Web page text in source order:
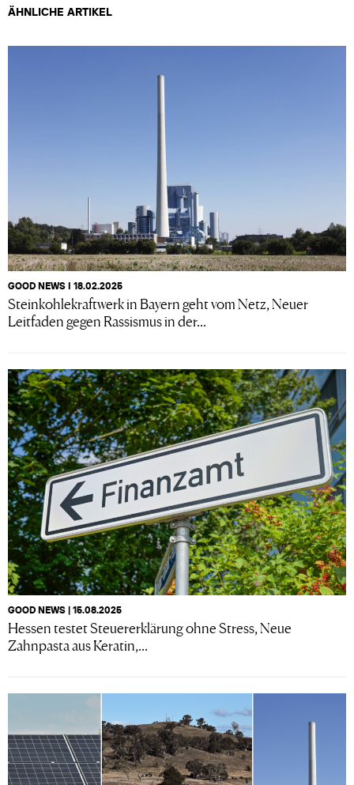
ÄHNLICHE ARTIKEL
GOOD NEWS I 18.02.2025
Steinkohlekraftwerk in Bayern geht vom Netz, Neuer
Leitfaden gegen Rassismus in der...
GOOD NEWS | 15.08.2025
Hessen testet Steuererklärung ohne Stress, Neue
Zahnpasta aus Keratin,...